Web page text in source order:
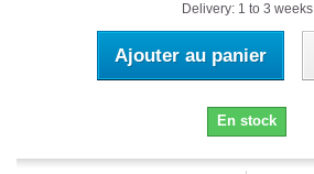
Delivery: 1 to 3 weeks
Ajouter au panier
En stock